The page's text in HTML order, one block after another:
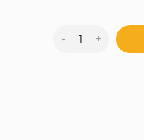
- +